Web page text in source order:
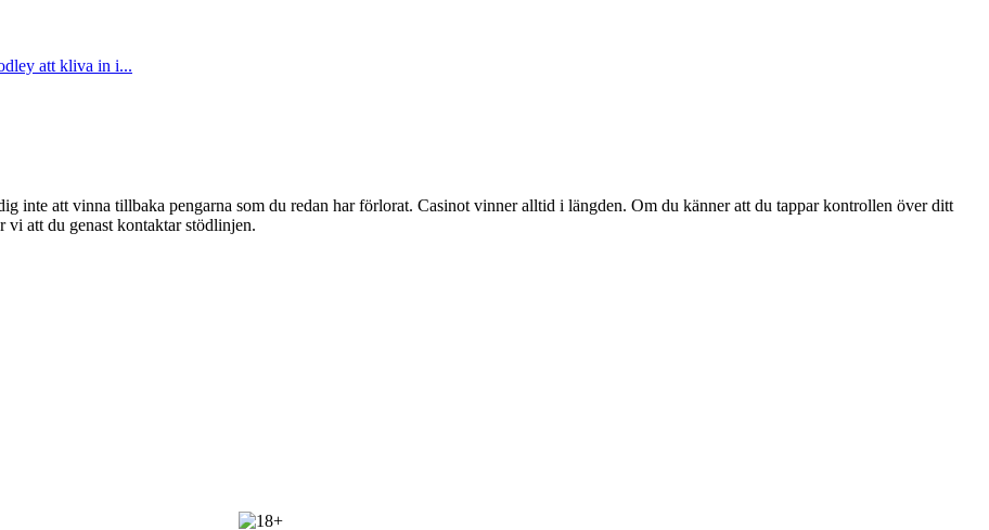
att kliva in i...
inte att vinna tillbaka pengarna som du redan har förlorat. Casinot vinner alltid i längden. Om du känner att du tappar kontrollen över ditt
vi att du genast kontaktar stödlinjen.